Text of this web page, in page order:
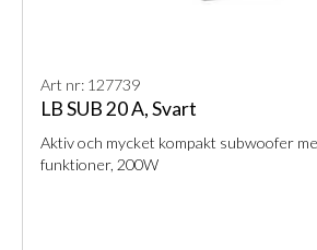
Art nr: 127739
LB SUB 20 A, Svart
Aktiv och mycket kompakt subwoofer
funktioner, 200W